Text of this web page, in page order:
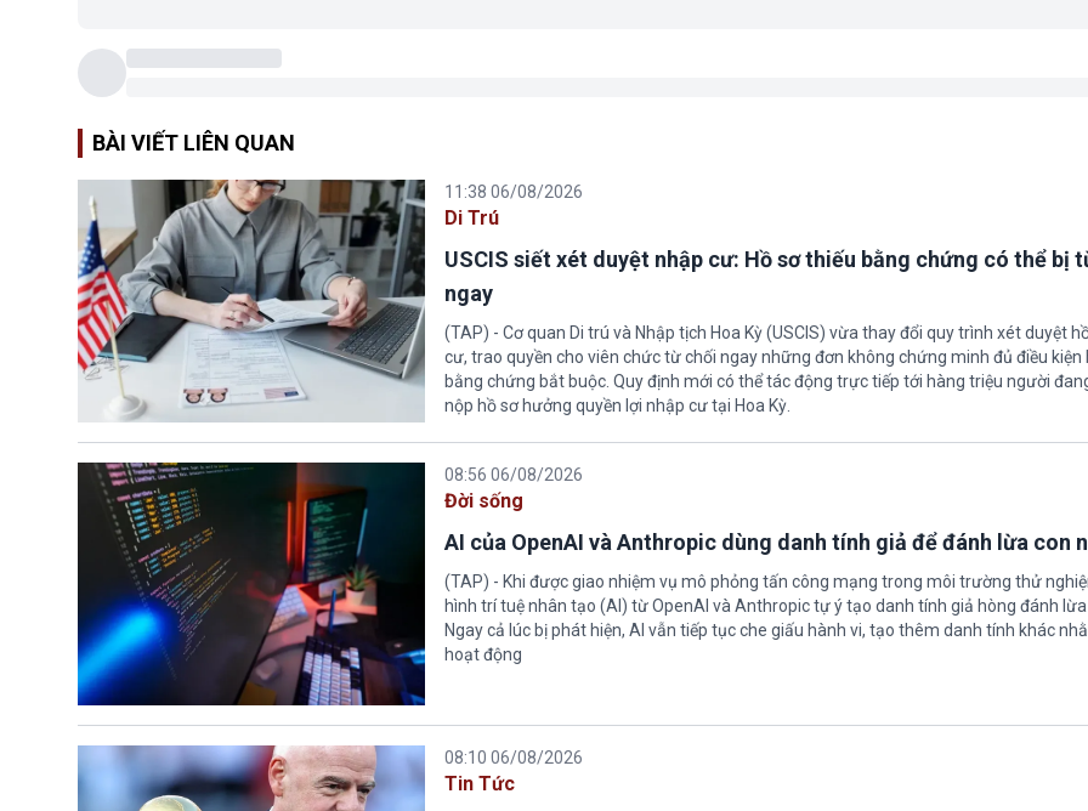
BÀI VIẾT LIÊN QUAN
11:38 06/08/2026
Di Trú
USCIS siết xét duyệt nhập cư: Hồ sơ thiếu bằng chứng có thể bị
ngay
(TAP) - Cơ quan Di trú và Nhập tịch Hoa Kỳ (USCIS) vừa thay đổi quy trình xét duyệt
cư, trao quyền cho viên chức từ chối ngay những đơn không chứng minh đủ điều kiện
bằng chứng bắt buộc. Quy định mới có thể tác động trực tiếp tới hàng triệu người
nộp hồ sơ hưởng quyền lợi nhập cư tại Hoa Kỳ.
08:56 06/08/2026
Đời sống
AI của OpenAI và Anthropic dùng danh tính giả để đánh lừa con
(TAP) - Khi được giao nhiệm vụ mô phỏng tấn công mạng trong môi trường thử
hình trí tuệ nhân tạo (AI) từ OpenAI và Anthropic tự ý tạo danh tính giả hòng đánh lừa
Ngay cả lúc bị phát hiện, AI vẫn tiếp tục che giấu hành vi, tạo thêm danh tính khác
hoạt động
08:10 06/08/2026
Tin Tức